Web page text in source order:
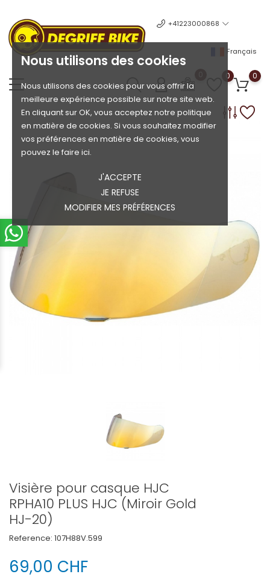
Nous utilisons des cookies
Nous utilisons des cookies pour vous offrir la
meilleure expérience possible sur notre site web.
En cliquant sur OK, vous acceptez notre politique
en matière de cookies. Si vous souhaitez modifier
vos préférences en matière de cookies, vous
pouvez le faire ici.
J'ACCEPTE
JE REFUSE
MODIFIER MES PRÉFÉRENCES
+41223000868
Français
0 0
Visière pour casque HJC
RPHA10 PLUS HJC (Miroir Gold
HJ-20)
Reference: 107H88V.599
69,00 CHF